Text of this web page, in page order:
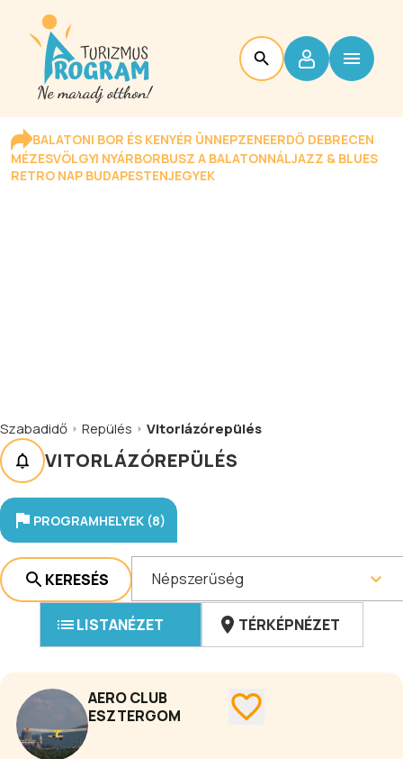
BALATONI BOR ÉS KENYÉR ÜNNEPZENEERDŐ DEBRECEN
MÉZESVÖLGYI NYÁRBORBUSZ A BALATONNÁLJAZZ & BLUES
RETRO NAP BUDAPESTENJEGYEK
Szabadidő Repülés Vitorlázórepülés
VITORLÁZÓREPÜLÉS
PROGRAMHELYEK (8)
KERESÉS Népszerűség
LISTANÉZET TÉRKÉPNÉZET
AERO CLUB
ESZTERGOM